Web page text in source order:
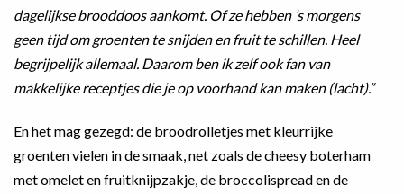
dagelijkse brooddoos aankomt. Of ze hebben ’s morgens
geen tijd om groenten te snijden en fruit te schillen. Heel
begrijpelijk allemaal. Daarom ben ik zelf ook fan van
makkelijke receptjes die je op voorhand kan maken (lacht).”
En het mag gezegd: de broodrolletjes met kleurrijke
groenten vielen in de smaak, net zoals de cheesy boterham
met omelet en fruitknijpzakje, de broccolispread en de